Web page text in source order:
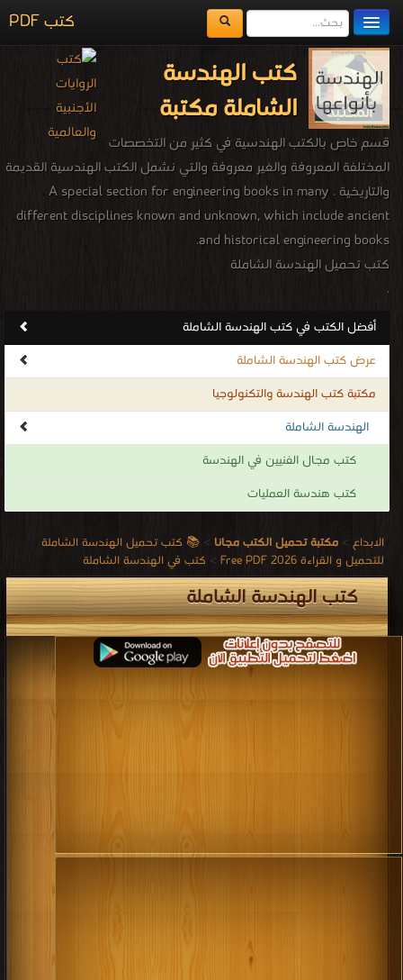
كتب PDF
مكتبة الكتب
المكتبات
يُقرأ حالياً
الفهرس
اضف كتاب
كتب الهندسة
الشاملة مكتبة
قسم خاص بالكتب الهندسية في كثير من التخصصات
المختلفة المعروفة والغير معروفة والتي نشمل الكتب الهندسية القديمة
والتاريخية . A special section for engineering books in many
different disciplines known and unknown, which include ancient
and historical engineering books.
كتب تحميل الهندسة الشاملة
.
أفضل الكتب في كتب الهندسة الشاملة
عرض كتب الهندسة الشاملة
مكتبة كتب الهندسة والتكنولوجيا
الهندسة الشاملة
كتب مجال الفنيين في الهندسة
كتب هندسة العمليات
الابداع > مكتبة تحميل الكتب مجانا > 📚 كتب تحميل الهندسة الشاملة
للتحميل و القراءة 2026 Free PDF
> كتب في الهندسة الشاملة
كتب الهندسة الشاملة